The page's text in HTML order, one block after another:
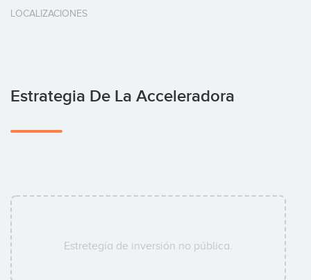
LOCALIZACIONES
Estrategia De La Acceleradora
Estretegía de inversión no pública.